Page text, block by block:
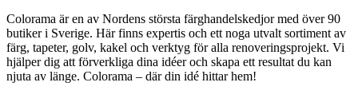
Colorama är en av Nordens största färghandelskedjor med över 90
butiker i Sverige. Här finns expertis och ett noga utvalt sortiment av
färg, tapeter, golv, kakel och verktyg för alla renoveringsprojekt. Vi
hjälper dig att förverkliga dina idéer och skapa ett resultat du kan
njuta av länge. Colorama – där din idé hittar hem!